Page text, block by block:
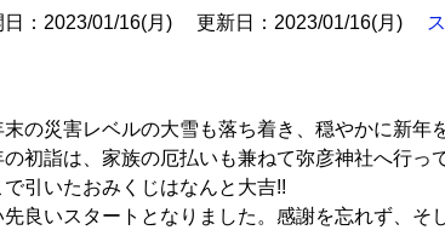
日：2023/01/16(月) 更新日：2023/01/16(月)
末の災害レベルの大雪も落ち着き、穏やかに新年
の初詣は、家族の厄払いも兼ねて弥彦神社へ行っ
で引いたおみくじはなんと大吉!!
先良いスタートとなりました。感謝を忘れず、そ